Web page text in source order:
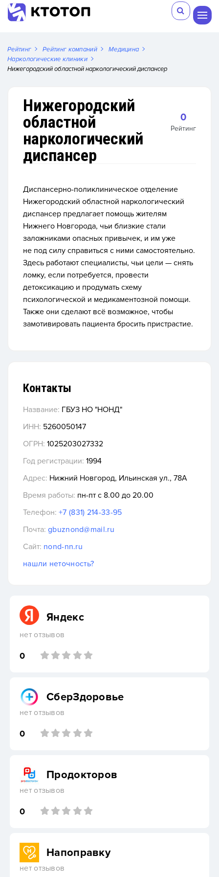
Рейтинг Рейтинг компаний
Медицина
Наркологические клиники
Нижегородский областной наркологический диспансер
Нижегородский
областной
наркологический
диспансер
0
Рейтинг
Диспансерно-поликлиническое отделение
Нижегородский областной наркологический
диспансер предлагает помощь жителям
Нижнего Новгорода, чьи близкие стали
заложниками опасных привычек, и им уже
не под силу справиться с ними самостоятельно.
Здесь работают специалисты, чьи цели — снять
ломку, если потребуется, провести
детоксикацию и продумать схему
психологической и медикаментозной помощи.
Также они сделают всё возможное, чтобы
замотивировать пациента бросить пристрастие.
Контакты
Название: ГБУЗ НО "НОНД"
ИНН: 5260050147
ОГРН: 1025203027332
Год регистрации: 1994
Адрес: Нижний Новгород, Ильинская ул., 78А
Время работы: пн-пт с 8.00 до 20.00
Телефон: +7 (831) 214-33-95
Почта: gbuznond@mail.ru
Сайт: nond-nn.ru
нашли неточность?
Яндекс
нет отзывов
0
СберЗдоровье
нет отзывов
0
Продокторов
нет отзывов
0
Напоправку
нет отзывов